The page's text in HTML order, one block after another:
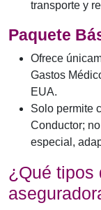
transporte y
Paquete
Ofrece
Gastos
EUA.
Solo permite
Conductor;
especial,
¿Qué tipos